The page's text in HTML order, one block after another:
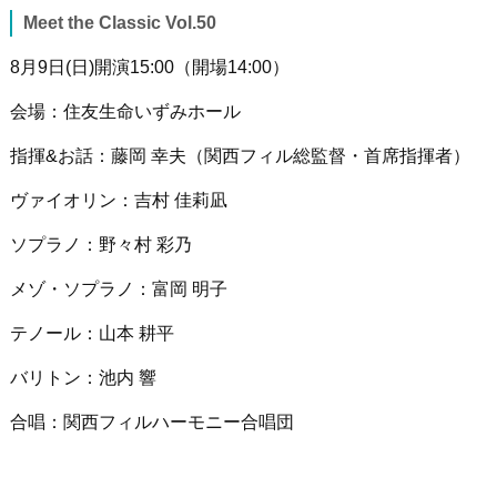
Meet the Classic Vol.50
8月 9日 (日 )開演15:00（開場14:00）
会場：住友生命いずみホール
指揮&お話：藤岡 幸夫（関西フィル総監督・首席指揮者）
ヴァイオリン：吉村 佳莉凪
ソプラノ：野々村 彩乃
メゾ・ソプラノ：富岡 明子
テノール：山本 耕平
バリトン：池内 響
合唱：関西フィルハーモニー合唱団